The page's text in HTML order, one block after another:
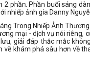
phần. Phần buổi sáng
nhiếp ảnh gia Danny
Trong Nhiếp Ảnh
mại - dịch vụ nói riêng,
giải đáp thắc mắc
khám phá sâu hơn về